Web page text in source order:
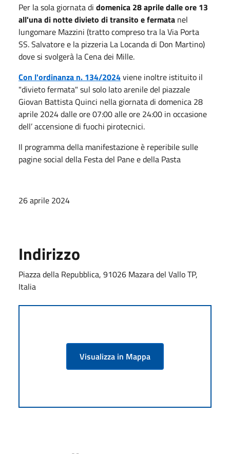
Per la sola giornata di domenica 28 aprile dalle ore 13
all'una di nottedivieto di transito e fermata nel
lungomare Mazzini (tratto compreso tra la Via Porta
SS. Salvatore e la pizzeria La Locanda di Don Martino)
dove si svolgerà la Cena dei Mille.
Con l'ordinanza n. 134/2024viene inoltre istituito il
"divieto fermata" sul solo lato arenile del piazzale
Giovan Battista Quinci nella giornata di domenica 28
aprile 2024 dalle ore 07:00 alle ore 24:00 in occasione
dell’ accensione di fuochi pirotecnici.
Il programma della manifestazione è reperibile sulle
pagine social della Festa del Pane e della Pasta
26 aprile 2024
Indirizzo
Piazza della Repubblica, 91026 Mazara del Vallo TP,
Italia
Visualizza in Mappa